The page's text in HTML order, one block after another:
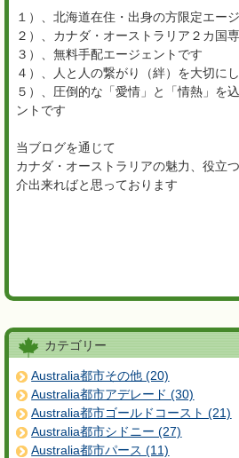
１）、北海道在住・出身の方限定エー
２）、カナダ・オーストラリア２カ国
３）、無料手配エージェントです
４）、人と人の繋がり（絆）を大切に
５）、圧倒的な「愛情」と「情熱」を
ントです
当ブログを通じて
カナダ・オーストラリアの魅力、役立
介出来ればと思っております
カテゴリー
Australia都市その他 (20)
Australia都市アデレード (30)
Australia都市ゴールドコースト (21)
Australia都市シドニー (27)
Australia都市パース (11)